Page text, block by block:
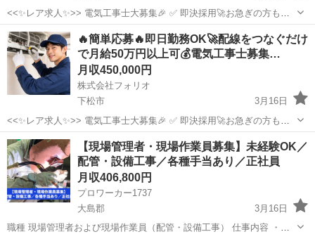
<<✨レア求人✨>> 電気工事士大募集🎉 ✅ 即決採用🚀お急ぎの方も大
歓迎！ ✅「経験よりやる気！」若手スタッフも活躍中🔰 ✅ 黙々作業も
あり☘️自分のペースで仕事できます✨ この求人に辿り着いた方は、...
山口 山口市 土木 電気工事士
🔥簡単応募🔥即日勤務OK🚀配線をつなぐだけ
で月給50万円以上可💰電気工事士募集…
月収450,000円
株式会社フォリオ
下松市
3月16日
<<✨レア求人✨>> 電気工事士大募集🎉 ✅ 即決採用🚀お急ぎの方も大
歓迎！ ✅「経験よりやる気！」若手スタッフも活躍中🔰 ✅ 黙々作業も
あり☘️自分のペースで仕事できます✨ この求人に辿り着いた方は、...
山口 下松市 その他 電気工事士
【現場管理者・現場作業員募集】未経験OK／
配管・設備工事／各種手当あり／正社員
月収406,800円
プロワーカー1737
大島郡
3月16日
職種 現場管理者および現場作業員（配管・設備工事） 仕事内容 ・プ